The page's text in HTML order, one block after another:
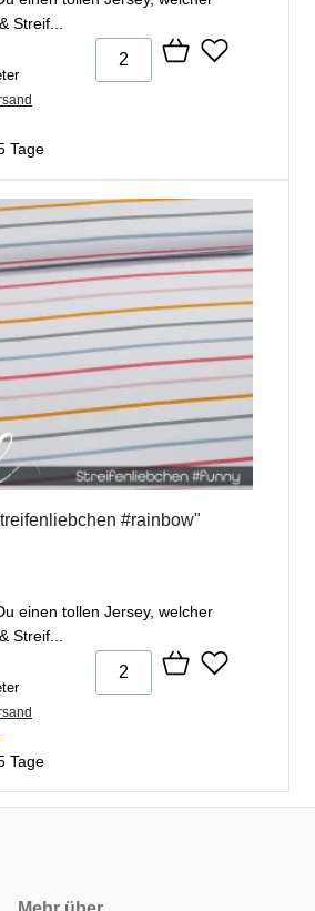
Streif...
Tage
#rainbow"
einen tollen Jersey, welcher
Streif...
Tage